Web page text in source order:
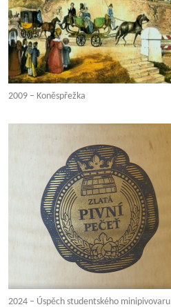
2009 – Koněspřežka
2024 – Úspěch studentského minipivovaru